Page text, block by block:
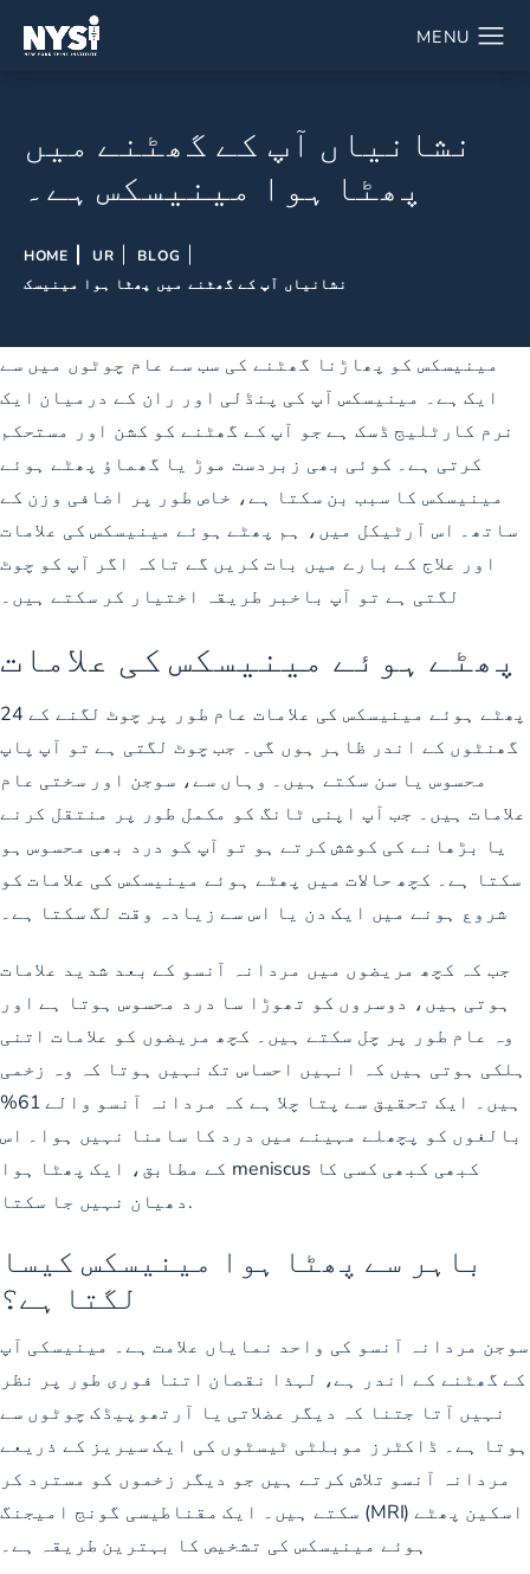
نشانیاں آپ کے گھٹنے میں
پھٹا ہوا مینیسکس ہے۔
HOME UR
BLOG
نشانیاں آپ کے گھٹنے میں پھٹا ہوا مینیسک
مینیسکس کو پھاڑنا گھٹنے کی سب سے عام چوٹوں میں سے
ایک ہے۔ مینیسکس آپ کی پنڈلی اور ران کے درمیان ایک
نرم کارٹلیج ڈسک ہے جو آپ کے گھٹنے کو کشن اور مستحکم
کرتی ہے۔ کوئی بھی زبردست موڑ یا گھماؤ پھٹے ہوئے
مینیسکس کا سبب بن سکتا ہے، خاص طور پر اضافی وزن کے
ساتھ۔ اس آرٹیکل میں، ہم پھٹے ہوئے مینیسکس کی علامات
اور علاج کے بارے میں بات کریں گے تاکہ اگر آپ کو چوٹ
لگتی ہے تو آپ باخبر طریقہ اختیار کر سکتے ہیں۔
پھٹے ہوئے مینیسکس کی علامات
پھٹے ہوئے مینیسکس کی علامات عام طور پر چوٹ لگنے کے 24
گھنٹوں کے اندر ظاہر ہوں گی۔ جب چوٹ لگتی ہے تو آپ پاپ
محسوس یا سن سکتے ہیں۔ وہاں سے، سوجن اور سختی عام
علامات ہیں۔ جب آپ اپنی ٹانگ کو مکمل طور پر منتقل کرنے
یا بڑھانے کی کوشش کرتے ہو تو آپ کو درد بھی محسوس ہو
سکتا ہے۔ کچھ حالات میں پھٹے ہوئے مینیسکس کی علامات کو
شروع ہونے میں ایک دن یا اس سے زیادہ وقت لگ سکتا ہے۔
جب کہ کچھ مریضوں میں مردانہ آنسو کے بعد شدید علامات
ہوتی ہیں، دوسروں کو تھوڑا سا درد محسوس ہوتا ہے اور
وہ عام طور پر چل سکتے ہیں۔ کچھ مریضوں کو علامات اتنی
ہلکی ہوتی ہیں کہ انہیں احساس تک نہیں ہوتا کہ وہ زخمی
ہیں۔ ایک تحقیق سے پتا چلا ہے کہ
مردانہ آنسو والے 61%
بالغوں کو پچھلے مہینے میں درد کا سامنا نہیں ہوا۔ اس
کے مطابق، ایک پھٹا ہوا meniscus کبھی کبھی کسی کا
دھیان نہیں جا سکتا.
باہر سے پھٹا ہوا مینیسکس کیسا
لگتا ہے؟
سوجن مردانہ آنسو کی واحد نمایاں علامت ہے۔ مینیسکی آپ
کے گھٹنے کے اندر ہے، لہذا نقصان اتنا فوری طور پر نظر
نہیں آتا جتنا کہ دیگر عضلاتی یا آرتھوپیڈک چوٹوں سے
ہوتا ہے۔ ڈاکٹرز موبلٹی ٹیسٹوں کی ایک سیریز کے ذریعے
مردانہ آنسو تلاش کرتے ہیں جو دیگر زخموں کو مسترد کر
سکتے ہیں۔ ایک مقناطیسی گونج امیجنگ (MRI) اسکین پھٹے
ہوئے مینیسکس کی تشخیص کا بہترین طریقہ ہے۔